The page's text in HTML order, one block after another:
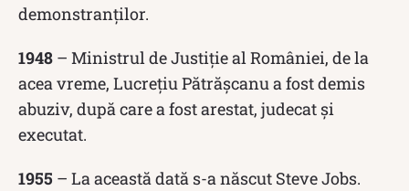
demonstranților.
1948 – Ministrul de Justiție al României, de la
acea vreme, Lucrețiu Pătrășcanu a fost demis
abuziv, după care a fost arestat, judecat și
executat.
1955 – La această dată s-a născut Steve Jobs.